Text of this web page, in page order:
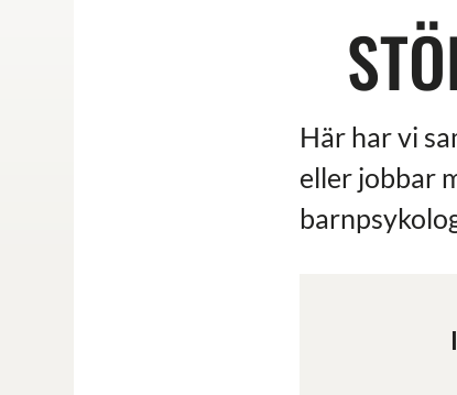
Här har vi
eller jobbar